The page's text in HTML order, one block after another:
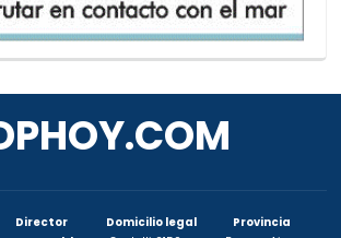
Director
Domicilio legal
Provincia